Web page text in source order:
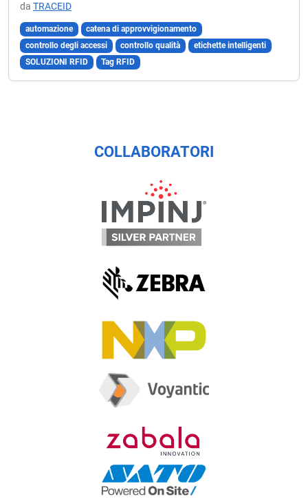
da TRACEID
automazione
catena di approvvigionamento
controllo degli accessi
controllo qualità
etichette intelligenti
SOLUZIONI RFID
Tag RFID
COLLABORATORI